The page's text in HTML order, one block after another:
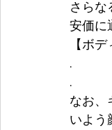
さらな
安価に
【ボ
.
.
なお、
いよう